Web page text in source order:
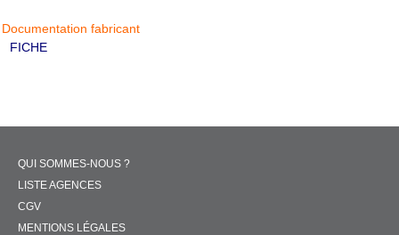
Documentation fabricant
FICHE
QUI SOMMES-NOUS ?
LISTE AGENCES
CGV
MENTIONS LÉGALES